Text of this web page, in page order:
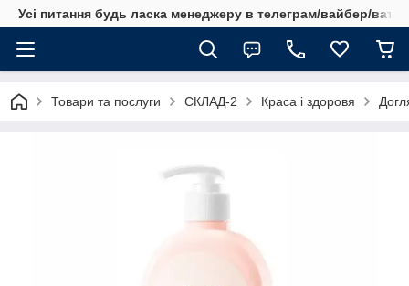
Усі питання будь ласка менеджеру в телеграм/вайбер/
Товари та послуги СКЛАД-2 Краса і здоровя